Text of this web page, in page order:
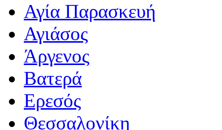
Αγία Παρασκευή
Αγιάσος
Άργενος
Βατερά
Ερεσός
Θεσσαλονίκη